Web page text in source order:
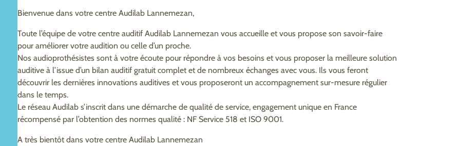
Bienvenue dans votre centre Audilab Lannemezan,
Toute l’équipe de votre centre auditif Audilab Lannemezan vous accueille et vous propose son savoir-faire
pour améliorer votre audition ou celle d’un proche.
Nos audioprothésistes sont à votre écoute pour répondre à vos besoins et vous proposer la meilleure solution
auditive à l’issue d’un bilan auditif gratuit complet et de nombreux échanges avec vous. Ils vous feront
découvrir les dernières innovations auditives et vous proposeront un accompagnement sur-mesure régulier
dans le temps.
Le réseau Audilab s’inscrit dans une démarche de qualité de service, engagement unique en France
récompensé par l’obtention des normes qualité : NF Service 518 et ISO 9001.
A très bientôt dans votre centre Audilab Lannemezan